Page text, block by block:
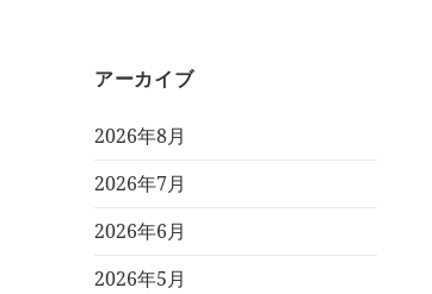
アーカイブ
2026年8月
2026年7月
2026年6月
2026年5月